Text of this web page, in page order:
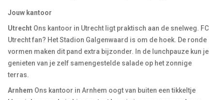
Jouw kantoor
Utrecht Ons kantoor in Utrecht ligt praktisch aan de snelweg. FC
Utrecht fan? Het Stadion Galgenwaard is om de hoek. De ronde
vormen maken dit pand extra bijzonder. In de lunchpauze kun je
genieten van je zelf samengestelde salade op het zonnige
terras.
Arnhem Ons kantoor in Arnhem oogt van buiten een tikkeltje